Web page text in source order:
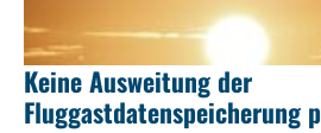
Keine Ausweitung der
Fluggastdatenspeicherung